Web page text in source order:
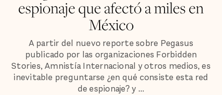
espionaje que afectó a miles en
México
A partir del nuevo reporte sobre Pegasus
publicado por las organizaciones Forbidden
Stories, Amnistía Internacional y otros medios, es
inevitable preguntarse ¿en qué consiste esta red
de espionaje? y ...